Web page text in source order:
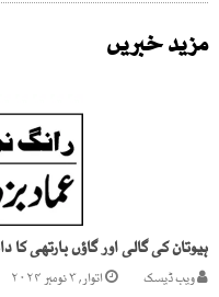
مزید خبریں
ہیوتان کی گالی اور گاؤں بارتھی کا
ویب ڈیسک اتوار, ۳ نومبر ۲۰۲۴